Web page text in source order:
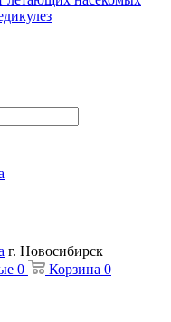
г. Новосибирск
0 Корзина 0